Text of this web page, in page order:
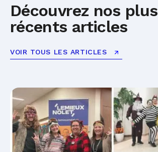
Découvrez nos plus
récents articles
VOIR TOUS LES ARTICLES